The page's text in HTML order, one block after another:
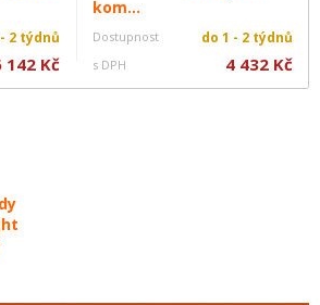
2 týdnů
142 Kč
kom...
Dostupnost do 1 - 2 týdnů
s DPH 4 432 Kč